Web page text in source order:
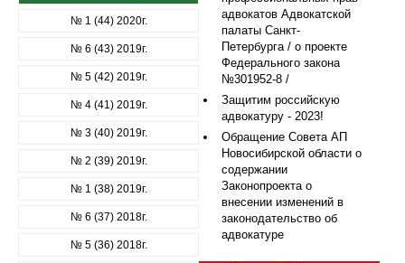
№ 1 (44) 2020г.
№ 6 (43) 2019г.
№ 5 (42) 2019г.
№ 4 (41) 2019г.
№ 3 (40) 2019г.
№ 2 (39) 2019г.
№ 1 (38) 2019г.
№ 6 (37) 2018г.
№ 5 (36) 2018г.
адвокатов Адвокатской
палаты Санкт-
Петербурга / о проекте
Федерального закона
№301952-8 /
Защитим российскую
адвокатуру - 2023!
Обращение Совета АП
Новосибирской области о
содержании
Законопроекта о
внесении изменений в
законодательство об
адвокатуре